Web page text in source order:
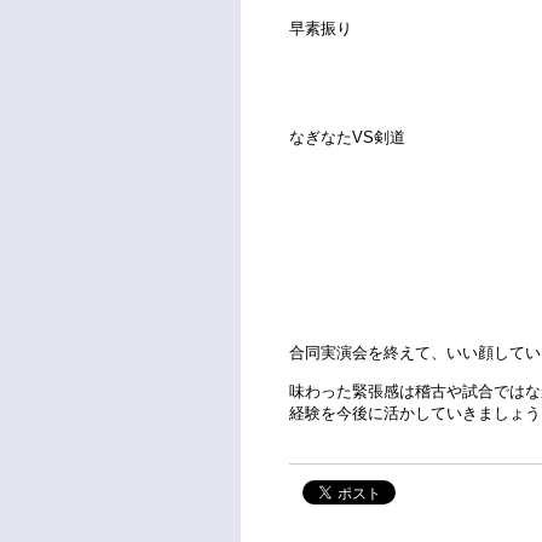
早素振り
なぎなたVS剣道
合同実演会を終えて、いい顔して
味わった緊張感は稽古や試合では
経験を今後に活かしていきましょ